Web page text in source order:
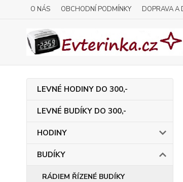
O NÁS OBCHODNÍ PODMÍNKY DOPRAVA A
LEVNÉ HODINY DO 300,-
LEVNÉ BUDÍKY DO 300,-
HODINY
BUDÍKY
RÁDIEM ŘÍZENÉ BUDÍKY